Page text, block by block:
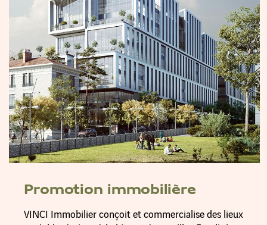
Promotion immobilière
VINCI Immobilier conçoit et commercialise des lieux